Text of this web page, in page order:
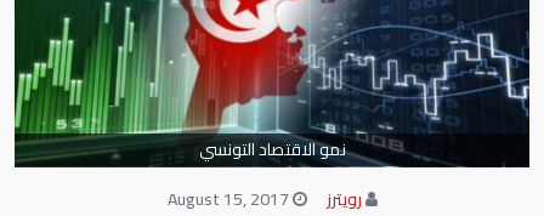
نمو الاقتصاد التونسي
رويترز